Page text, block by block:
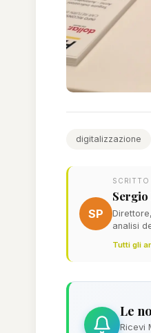
digitalizzazione
SP
SCRITTO
analisi
Tutti gli
Le
Ricevi